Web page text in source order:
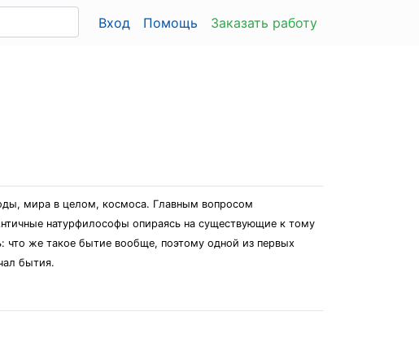
Вход Помощь Заказать работу
мира в целом, космоса. Главным вопросом
натурфилософы опираясь на существующие к тому
что же такое бытие вообще, поэтому одной из первых
бытия.